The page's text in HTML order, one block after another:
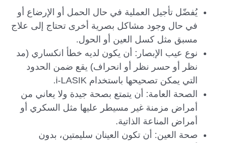
يُفضّل تأجيل العملية في حال الحمل أو الإرضاع أو
في حال وجود مشاكل بصرية أخرى تحتاج إلى علاج
مسبق مثل كسل العين أو الحول.
نوع عيب الإبصار: أن يكون لديه خطأ انكساري (مد
نظر أو حسر نظر أو انحراف) يقع ضمن الحدود
التي يمكن تصحيحها باستخدام i-LASIK.
الصحة العامة: أن يتمتع بصحة جيدة ولا يعاني من
أمراض مزمنة غير مسيطر عليها مثل السكري أو
أمراض المناعة الذاتية.
صحة العين: أن تكون العينان سليمتين، بدون